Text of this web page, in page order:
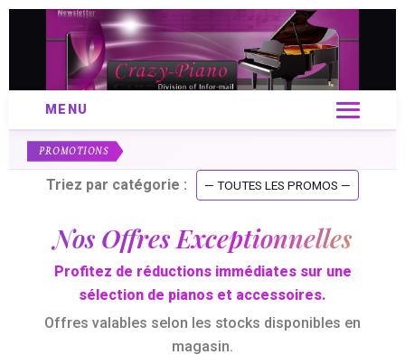
MENU
PROMOTIONS
Triez par catégorie :
Nos Offres Exceptionnelles
Profitez de réductions immédiates sur une
sélection de pianos et accessoires.
Offres valables selon les stocks disponibles en
magasin.